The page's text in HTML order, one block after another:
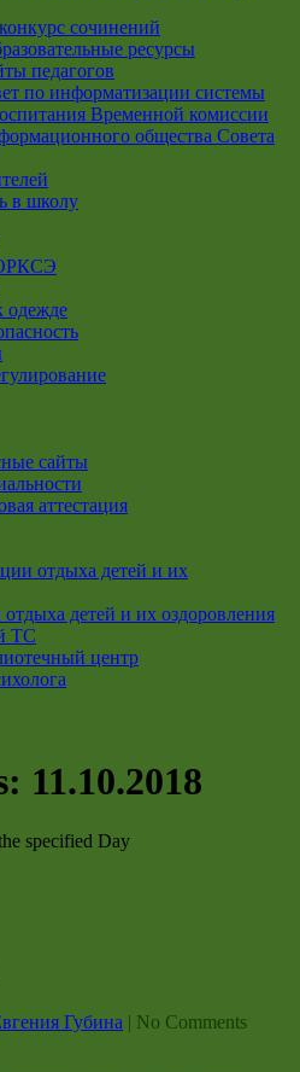
сочинений
ресурсы
педагогов
по информатизации системы
Временной комиссии
общества Совета
в школу
одежде
сайты
аттестация
отдыха детей и их
детей и их оздоровления
ТС
центр
11.10.2018
specified Day
Губина | No Comments